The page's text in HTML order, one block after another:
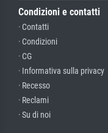
Condizioni e contatti
· Contatti
· Condizioni
· CG
· Informativa sulla privacy
· Recesso
· Reclami
· Su di noi